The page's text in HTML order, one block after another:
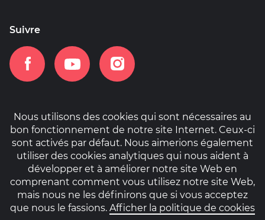
Suivre
Accueil Politique de confidentialité
Politique de cookies
© Copyright 2026 Cipher. Tous droits réservés.
Nous utilisons des cookies qui sont nécessaires au
bon fonctionnement de notre site Internet. Ceux-ci
sont activés par défaut. Nous aimerions également
utiliser des cookies analytiques qui nous aident à
développer et à améliorer notre site Web en
comprenant comment vous utilisez notre site Web,
mais nous ne les définirons que si vous acceptez
que nous le fassions. Afficher la politique de cookies